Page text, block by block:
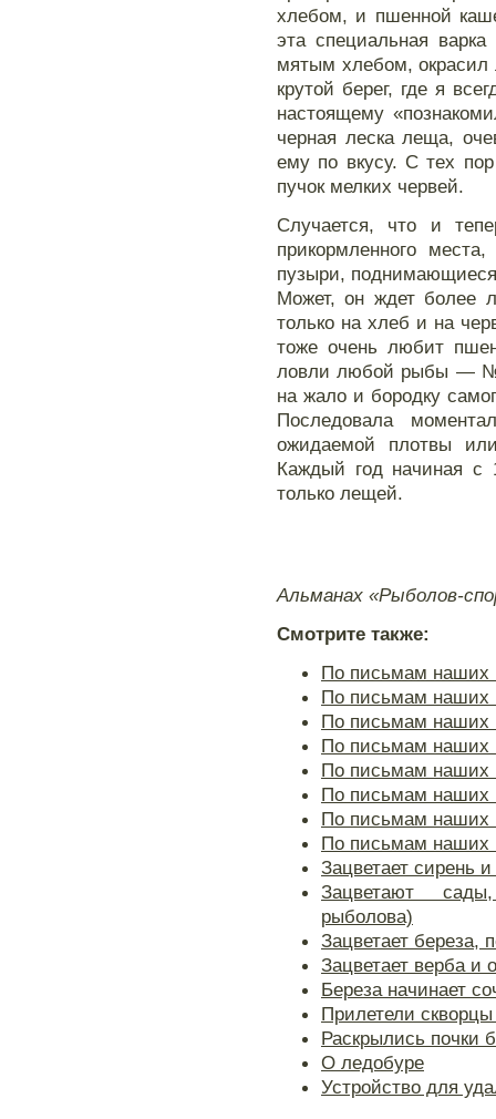
хлебом, и пшенной
эта специальная
мятым хлебом, окрасил
крутой берег, где я
настоящему
черная леска леща,
ему по вкусу. С тех
пучок мелких червей.
Случается, что и
прикормленного
пузыри, поднимающиеся
Может, он ждет более
только на хлеб и на
тоже очень любит
ловли любой рыбы — №
на жало и бородку
Последовала
ожидаемой плотвы
Каждый год начиная с
только лещей.
Альманах «Рыболов-
Смотрите также:
По письмам наших
По письмам наших
По письмам наших
По письмам наших
По письмам наших
По письмам наших
По письмам наших
По письмам наших
Зацветает сирень
Зацветают
рыболова)
Зацветает береза,
Зацветает верба и
Береза начинает
Прилетели
Раскрылись почки
О ледобуре
Устройство для